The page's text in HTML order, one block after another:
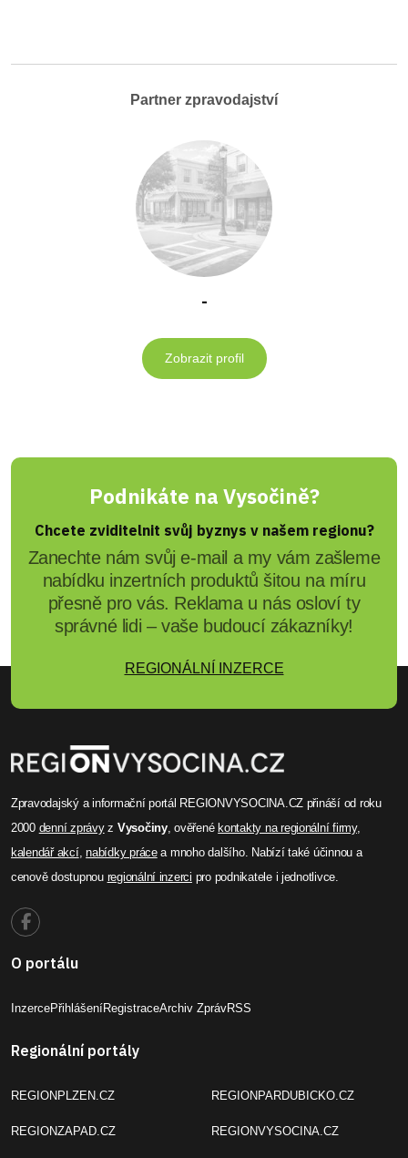
Partner zpravodajství
-
Zobrazit profil
Podnikáte na Vysočině?
Chcete zviditelnit svůj byznys v našem regionu?
Zanechte nám svůj e-mail a my vám zašleme
nabídku inzertních produktů šitou na míru
přesně pro vás. Reklama u nás osloví ty
správné lidi – vaše budoucí zákazníky!
REGIONÁLNÍ INZERCE
Zpravodajský a informační portál REGIONVYSOCINA.CZ přináší od roku
2000 denní zprávyz Vysočiny, ověřenékontakty na regionální firmy,
kalendář akcí,nabídky prácea mnoho dalšího. Nabízí také účinnou a
cenově dostupnou regionální inzerci pro podnikatele i jednotlivce.
O portálu
InzercePřihlášeníRegistraceArchiv ZprávRSS
Regionální portály
REGIONPLZEN.CZ
REGIONZAPAD.CZ
REGIONPARDUBICKO.CZ
REGIONVYSOCINA.CZ